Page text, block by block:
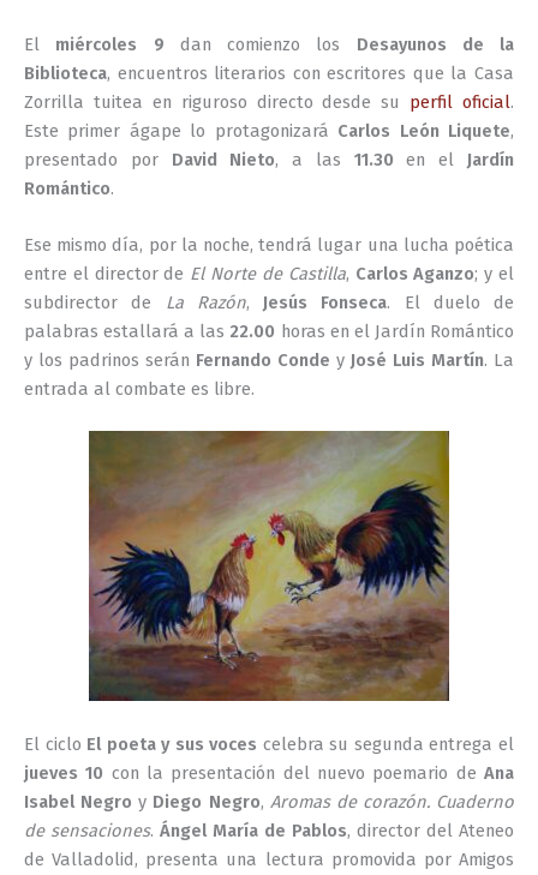
El miércoles 9 dan comienzo los Desayunos de la
Biblioteca, encuentros literarios con escritores que la Casa
Zorrilla tuitea en riguroso directo desde su perfil oficial.
Este primer ágape lo protagonizará Carlos León Liquete,
presentado por David Nieto, a las 11.30 en el Jardín
Romántico.
Ese mismo día, por la noche, tendrá lugar una lucha poética
entre el director de El Norte de Castilla, Carlos Aganzo; y el
subdirector de La Razón, Jesús Fonseca. El duelo de
palabras estallará a las 22.00 horas en el Jardín Romántico
y los padrinos serán Fernando Conde y José Luis Martín. La
entrada al combate es libre.
El ciclo El poeta y sus voces celebra su segunda entrega el
jueves 10 con la presentación del nuevo poemario deAna
Isabel Negro y Diego Negro, Aromas de corazón. Cuaderno
de sensaciones. Ángel María de Pablos, director del Ateneo
de Valladolid, presenta una lectura promovida por Amigos